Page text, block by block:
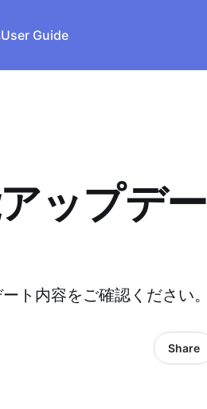
User Guide
ップデー
ト内容をご確認ください。
Share